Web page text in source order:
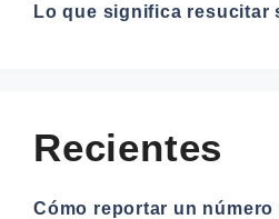
Lo que significa resucitar
Recientes
Cómo reportar un